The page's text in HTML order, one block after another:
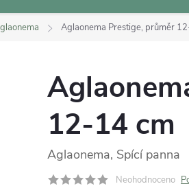
Aglaonema Prestige, průměr
12-14 cm
Aglaonema, Spící panna
Neohodnoceno